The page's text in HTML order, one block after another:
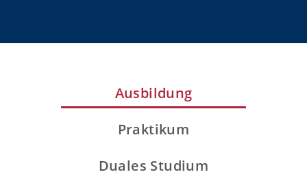
Ausbildung
Praktikum
Duales Studium